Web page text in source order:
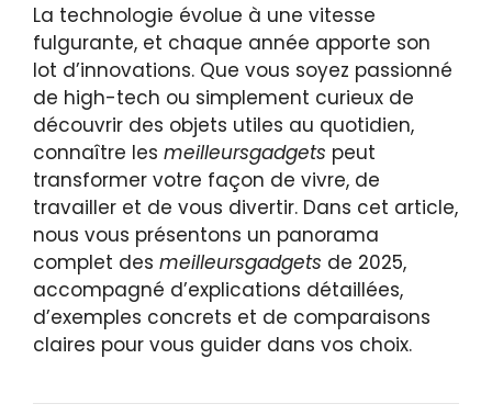
La technologie évolue à une vitesse
fulgurante, et chaque année apporte son
lot d’innovations. Que vous soyez passionné
de high-tech ou simplement curieux de
découvrir des objets utiles au quotidien,
connaître les meilleursgadgets peut
transformer votre façon de vivre, de
travailler et de vous divertir. Dans cet article,
nous vous présentons un panorama
complet des meilleursgadgets de 2025,
accompagné d’explications détaillées,
d’exemples concrets et de comparaisons
claires pour vous guider dans vos choix.